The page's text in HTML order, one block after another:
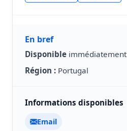
En bref
Disponible immédiatement
Région : Portugal
Informations disponibles
Email